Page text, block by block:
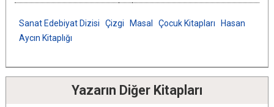
Sanat Edebiyat Dizisi Çizgi Masal Çocuk Kitapları
Hasan
Aycın Kitaplığı
Yazarın Diğer Kitapları